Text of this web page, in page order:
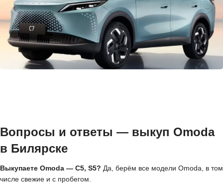
Вопросы и ответы — выкуп Omoda
в Билярске
Выкупаете Omoda — C5, S5? Да, берём все модели Omoda, в том
числе свежие и с пробегом.